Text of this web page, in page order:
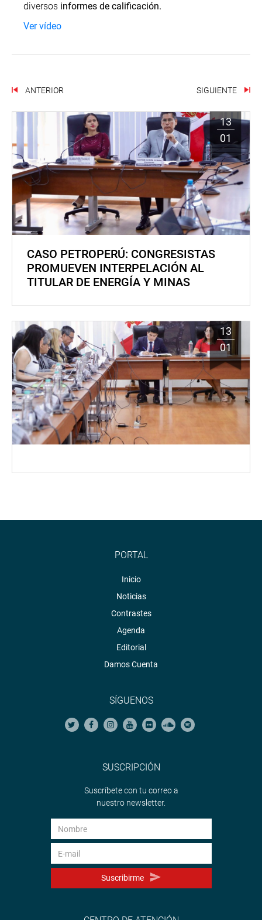
diversos informes de calificación.
Ver vídeo
ANTERIOR SIGUIENTE
13
01
CASO PETROPERÚ: CONGRESISTAS
PROMUEVEN INTERPELACIÓN AL
TITULAR DE ENERGÍA Y MINAS
13
01
PORTAL
Inicio
Noticias
Contrastes
Agenda
Editorial
Damos Cuenta
SÍGUENOS
SUSCRIPCIÓN
Suscríbete con tu correo a
nuestro newsletter.
Suscribirme